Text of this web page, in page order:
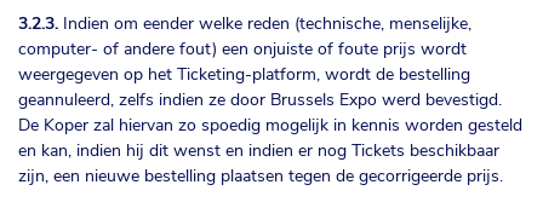
3.2.3. Indien om eender welke reden (technische, menselijke,
computer- of andere fout) een onjuiste of foute prijs wordt
weergegeven op het Ticketing-platform, wordt de bestelling
geannuleerd, zelfs indien ze door Brussels Expo werd bevestigd.
De Koper zal hiervan zo spoedig mogelijk in kennis worden gesteld
en kan, indien hij dit wenst en indien er nog Tickets beschikbaar
zijn, een nieuwe bestelling plaatsen tegen de gecorrigeerde prijs.